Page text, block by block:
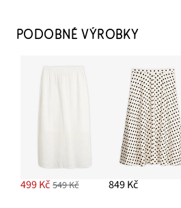
290 Kč
Kruhové náušnice
PŘIDAT DO KOŠÍKU
PODOBNÉ VÝROBKY
499 Kč 549 Kč 849 Kč